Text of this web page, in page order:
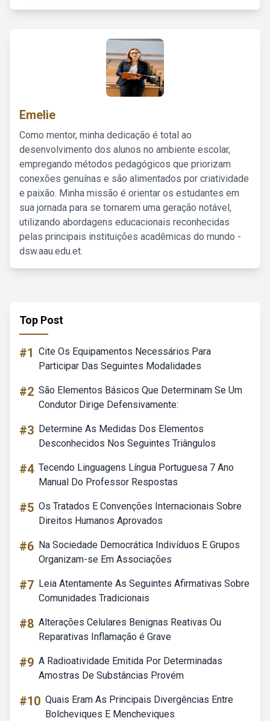
Emelie
Como mentor, minha dedicação é total ao
desenvolvimento dos alunos no ambiente escolar,
empregando métodos pedagógicos que priorizam
conexões genuínas e são alimentados por criatividade
e paixão. Minha missão é orientar os estudantes em
sua jornada para se tornarem uma geração notável,
utilizando abordagens educacionais reconhecidas
pelas principais instituições acadêmicas do mundo -
dsw.aau.edu.et.
Top Post
#1 Cite Os Equipamentos Necessários Para
Participar Das Seguintes Modalidades
#2 São Elementos Básicos Que Determinam Se Um
Condutor Dirige Defensivamente:
#3 Determine As Medidas Dos Elementos
Desconhecidos Nos Seguintes Triângulos
#4 Tecendo Linguagens Língua Portuguesa 7 Ano
Manual Do Professor Respostas
#5 Os Tratados E Convenções Internacionais Sobre
Direitos Humanos Aprovados
#6 Na Sociedade Democrática Indivíduos E Grupos
Organizam-se Em Associações
#7 Leia Atentamente As Seguintes Afirmativas Sobre
Comunidades Tradicionais
#8 Alterações Celulares Benignas Reativas Ou
Reparativas Inflamação é Grave
#9 A Radioatividade Emitida Por Determinadas
Amostras De Substâncias Provém
#10 Quais Eram As Principais Divergências Entre
Bolcheviques E Mencheviques